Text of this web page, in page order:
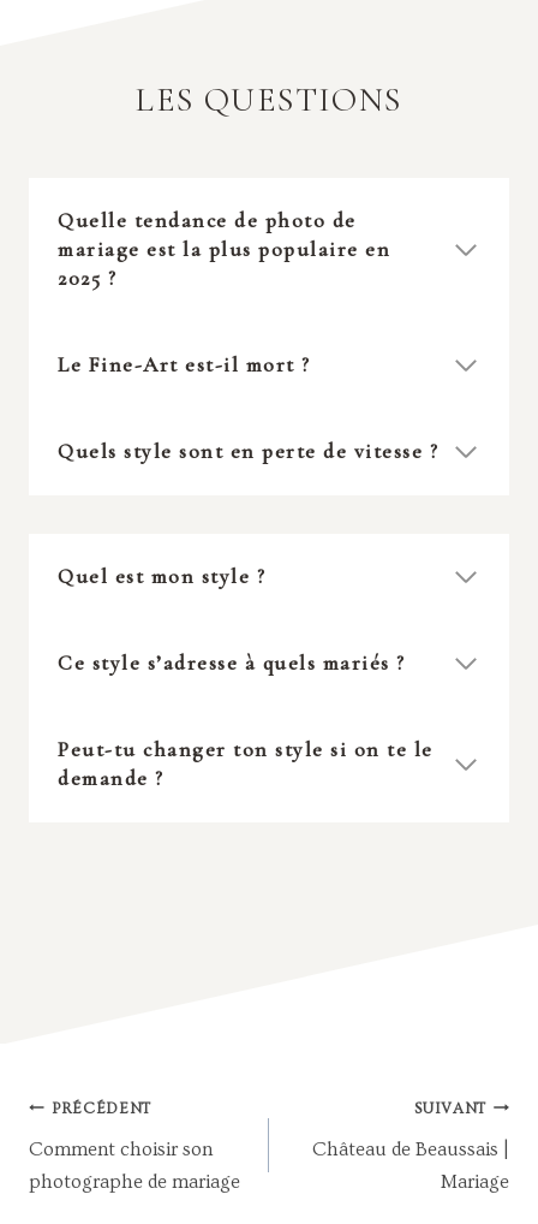
LES QUESTIONS
Quelle tendance de photo de
mariage est la plus populaire en
2025 ?
Le Fine-Art est-il mort ?
Quels style sont en perte de vitesse ?
Quel est mon style ?
Ce style s’adresse à quels mariés ?
Peut-tu changer ton style si on te le
demande ?
NAVIGATION
DE
L’ARTICLE
PRÉCÉDENT
Comment choisir son
photographe de mariage
SUIVANT
Château de Beaussais |
Mariage